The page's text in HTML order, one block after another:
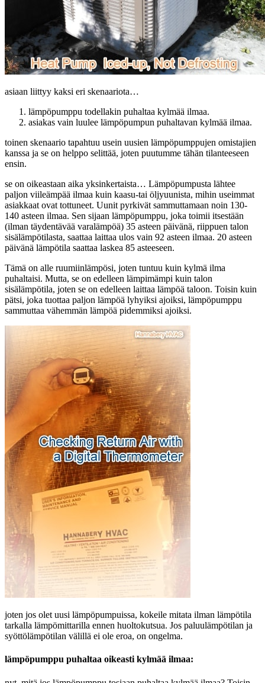
asiaan liittyy kaksi eri skenaariota…
lämpöpumppu todellakin puhaltaa kylmää ilmaa.
asiakas vain luulee lämpöpumpun puhaltavan kylmää ilmaa.
toinen skenaario tapahtuu usein uusien lämpöpumppujen omistajien
kanssa ja se on helppo selittää, joten puutumme tähän tilanteeseen
ensin.
se on oikeastaan aika yksinkertaista… Lämpöpumpusta lähtee
paljon viileämpää ilmaa kuin kaasu-tai öljyuunista, mihin useimmat
asiakkaat ovat tottuneet. Uunit pyrkivät sammuttamaan noin 130-
140 asteen ilmaa. Sen sijaan lämpöpumppu, joka toimii itsestään
(ilman täydentävää varalämpöä) 35 asteen päivänä, riippuen talon
sisälämpötilasta, saattaa laittaa ulos vain 92 asteen ilmaa. 20 asteen
päivänä lämpötila saattaa laskea 85 asteeseen.
Tämä on alle ruumiinlämpösi, joten tuntuu kuin kylmä ilma
puhaltaisi. Mutta, se on edelleen lämpimämpi kuin talon
sisälämpötila, joten se on edelleen laittaa lämpöä taloon. Toisin kuin
pätsi, joka tuottaa paljon lämpöä lyhyiksi ajoiksi, lämpöpumppu
sammuttaa vähemmän lämpöä pidemmiksi ajoiksi.
joten jos olet uusi lämpöpumpuissa, kokeile mitata ilman lämpötila
tarkalla lämpömittarilla ennen huoltokutsua. Jos paluulämpötilan ja
syöttölämpötilan välillä ei ole eroa, on ongelma.
lämpöpumppu puhaltaa oikeasti kylmää ilmaa: